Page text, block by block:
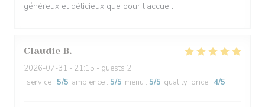
généreux et délicieux que pour l’accueil.
Claudie B
2026-07-31 - 21:15 - guests 2
service : 5/5 ambience : 5/5 menu : 5/5 quality_price : 4/5